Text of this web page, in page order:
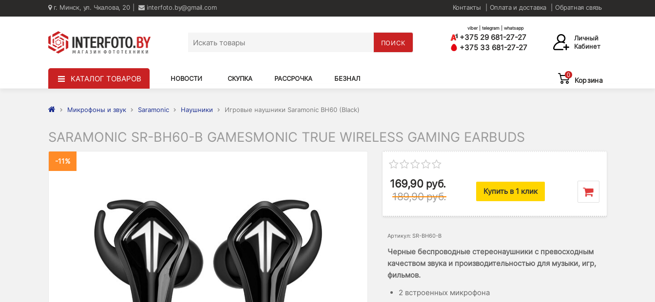
г. Минск, ул. Чкалова, 20 interfoto.by@gmail.com Контакты Оплата и доставка Обратная связь
ПОИСК
viber | telegram | whatsapp
+375 29 681-27-27
+375 33 681-27-27
Личный
Кабинет
КАТАЛОГ ТОВАРОВ НОВОСТИ СКУПКА РАССРОЧКА БЕЗНАЛ 0
Корзина
Микрофоны и звук Saramonic Наушники Игровые наушники Saramonic BH60 (Black)
SARAMONIC SR-BH60-B GAMESMONIC TRUE WIRELESS GAMING EARBUDS
-11%
169,90 руб.
189,90 руб. Купить в 1 клик
Артикул: SR-BH60-B
Черные беспроводные стереонаушники с превосходным
качеством звука и производительностью для музыки, игр,
фильмов.
2 встроенных микрофона